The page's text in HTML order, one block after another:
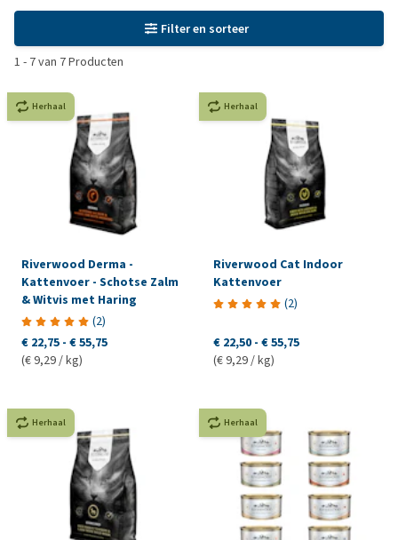
Filter en sorteer
1 - 7van 7Producten
Herhaal
Riverwood Derma -
Kattenvoer - Schotse Zalm
& Witvis met Haring
(2)
€ 22,75 - € 55,75
(€ 9,29 / kg)
Herhaal
Riverwood Cat Indoor
Kattenvoer
(2)
€ 22,50 - € 55,75
(€ 9,29 / kg)
Herhaal Herhaal